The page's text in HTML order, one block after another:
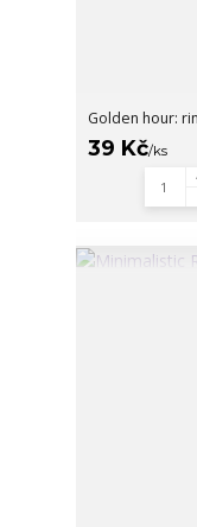
Golden hour:
39 Kč/ks